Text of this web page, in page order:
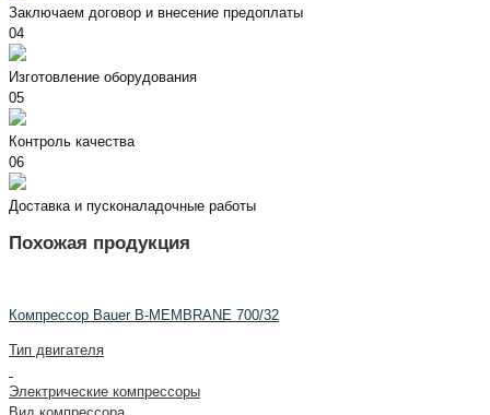
Заключаем договор и внесение предоплаты
04
Изготовление оборудования
05
Контроль качества
06
Доставка и пусконаладочные работы
Похожая продукция
Компрессор Bauer B-MEMBRANE 700/32
Тип двигателя
Электрические компрессоры